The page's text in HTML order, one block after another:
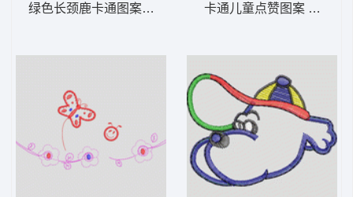
绿色长颈鹿卡通图案 卡通童装章标贴布 卡通儿童点赞